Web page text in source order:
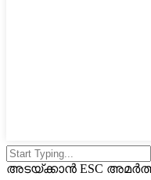
അടയ്ക്കാൻ ESC